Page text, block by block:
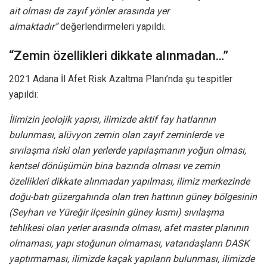
ait olması da zayıf yönler arasında yer
almaktadır”değerlendirmeleri yapıldı.
“Zemin özellikleri dikkate alınmadan…”
2021 Adana İl Afet Risk Azaltma Planı’nda şu tespitler
yapıldı:
İlimizin jeolojik yapısı, ilimizde aktif fay hatlarının
bulunması, alüvyon zemin olan zayıf zeminlerde ve
sıvılaşma riski olan yerlerde yapılaşmanın yoğun olması,
kentsel dönüşümün bina bazında olması ve zemin
özellikleri dikkate alınmadan yapılması, ilimiz merkezinde
doğu-batı güzergahında olan tren hattının güney bölgesinin
(Seyhan ve Yüreğir ilçesinin güney kısmı) sıvılaşma
tehlikesi olan yerler arasında olması, afet master planının
olmaması, yapı stoğunun olmaması, vatandaşların DASK
yaptırmaması, ilimizde kaçak yapıların bulunması, ilimizde